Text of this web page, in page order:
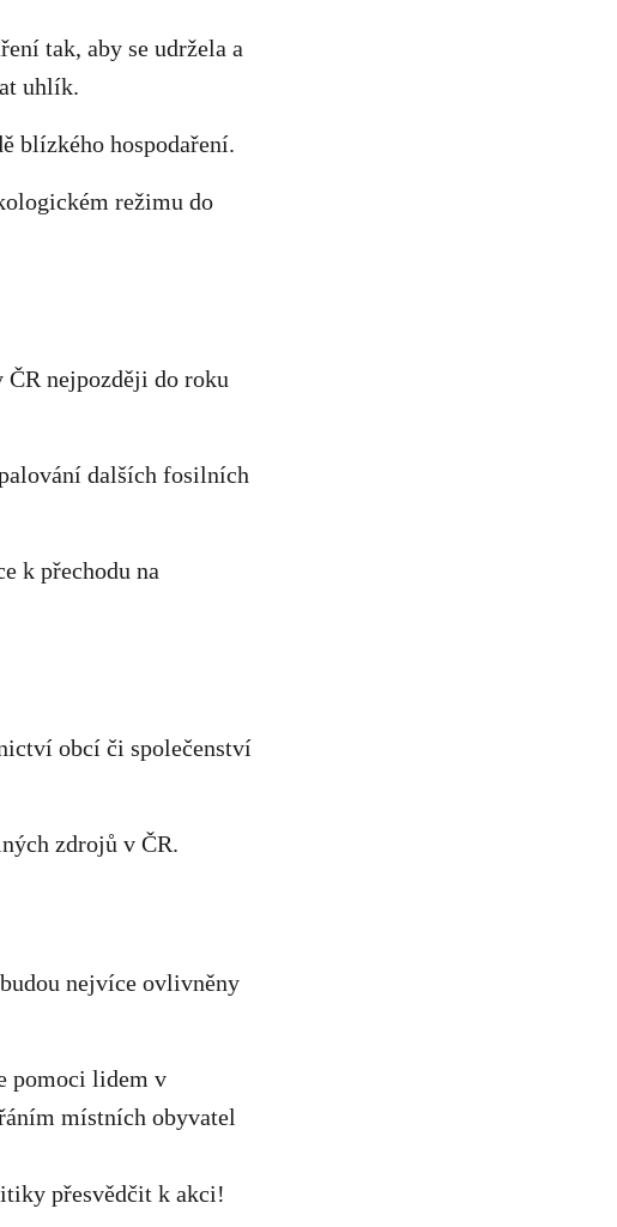
tak, aby se udržela a
uhlík.
blízkého hospodaření.
režimu do
nejpozději do roku
dalších fosilních
k přechodu na
obcí či společenství
zdrojů v ČR.
nejvíce ovlivněny
pomoci lidem v
místních obyvatel
přesvědčit k akci!